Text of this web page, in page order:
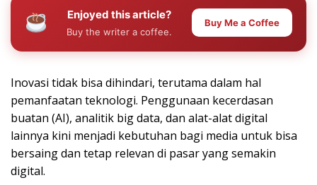
Enjoyed this article?
Buy the writer a coffee.
Buy Me a Coffee
Inovasi tidak bisa dihindari, terutama dalam hal
pemanfaatan teknologi. Penggunaan kecerdasan
buatan (AI), analitik big data, dan alat-alat digital
lainnya kini menjadi kebutuhan bagi media untuk bisa
bersaing dan tetap relevan di pasar yang semakin
digital.